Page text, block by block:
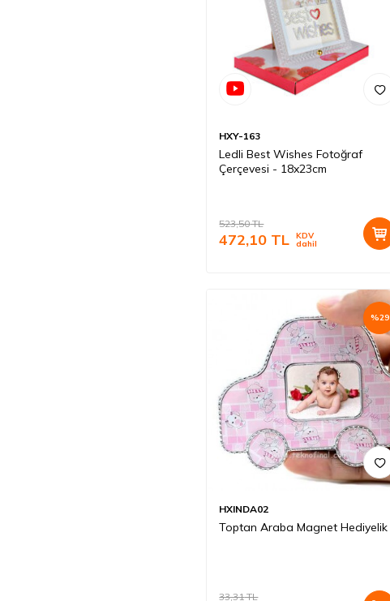
HXY-163
Ledli Best Wishes Fotoğraf
Çerçevesi - 18x23cm
523,50TL
472,10 TL KDV
dahil
%29
HXINDA02
Toptan Araba Magnet Hediyelik
33,31TL